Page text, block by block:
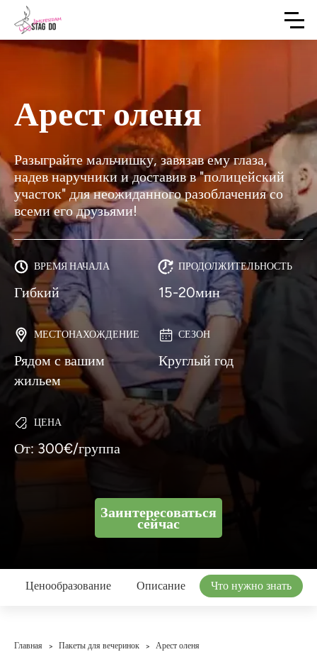
Арест оленя
Разыграйте мальчишку, завязав ему глаза,
надев наручники и доставив в "полицейский
участок" для неожиданного разоблачения со
всеми его друзьями!
ВРЕМЯ НАЧАЛА
Гибкий
ПРОДОЛЖИТЕЛЬНОСТЬ
15-20мин
МЕСТОНАХОЖДЕНИЕ
Рядом с вашим
жильем
СЕЗОН
Круглый год
ЦЕНА
От: 300€/группа
Заинтересоваться
сейчас
Ценообразование Описание Что нужно знать
Главная > Пакеты для вечеринок > Арест оленя